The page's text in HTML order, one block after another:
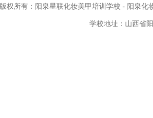
版权所有： 阳泉星联化妆美甲培训学校 - 阳泉化
学校地址：山西省